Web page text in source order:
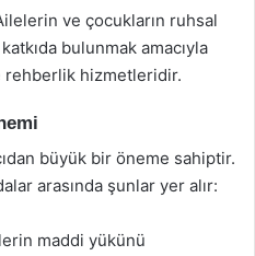
ve çocukların ruhsal
bulunmak amacıyla
rehberlik hizmetleridir.
büyük bir öneme sahiptir.
arasında şunlar yer alır:
maddi yükünü